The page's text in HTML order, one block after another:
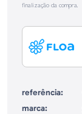
finalização da compra.
referência:
marca: